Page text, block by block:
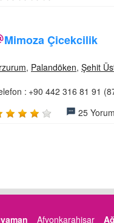
Mimoza Çicekcilik
, Palandöken, Şehit
: +90 442 316 81 91
25
Afyonkarahisar